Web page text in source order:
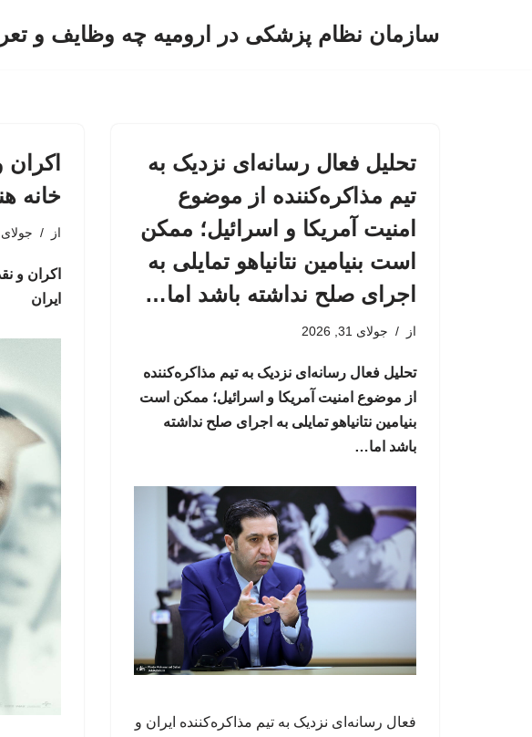
سازمان نظام پزشکی در ارومیه چه وظایف و
تحلیل فعال رسانه‌ای نزدیک به
تیم مذاکره‌کننده از موضوع
امنیت آمریکا و اسرائیل؛ ممکن
است بنیامین نتانیاهو تمایلی به
اجرای صلح نداشته باشد اما…
از جولای 31, 2026
تحلیل فعال رسانه‌ای نزدیک به تیم مذاکره‌کننده
از موضوع امنیت آمریکا و اسرائیل؛ ممکن است
بنیامین نتانیاهو تمایلی به اجرای صلح نداشته
باشد اما…
فعال رسانه‌ای نزدیک به تیم مذاکره‌کننده ایران و
خانه‌
از جولای 31, 2026
اکران و
ایران